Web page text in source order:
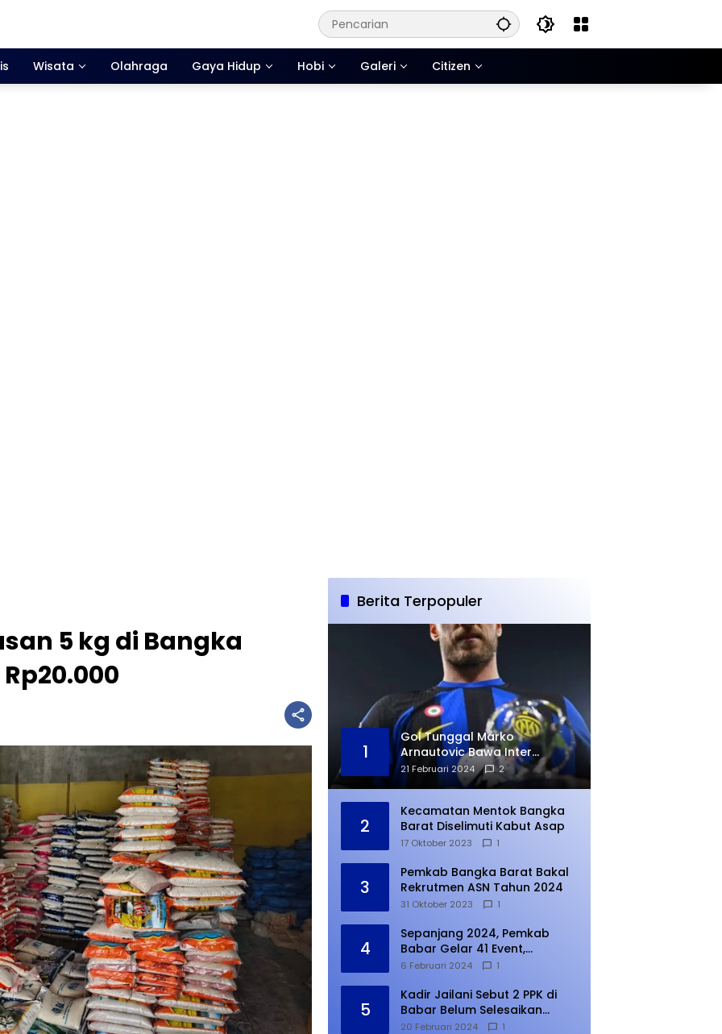
Wisata Olahraga Gaya Hidup Hobi Galeri Citizen
5 kg di Bangka
Berita Terpopuler
1
Gol Tunggal Marko
Arnautovic Bawa Inter
Ungguli Atletico Madrid
21 Februari 2024 2
2
Kecamatan Mentok Bangka
Barat Diselimuti Kabut Asap
17 Oktober 2023 1
3
Pemkab Bangka Barat Bakal
Rekrutmen ASN Tahun 2024
31 Oktober 2023 1
4
Sepanjang 2024, Pemkab
Babar Gelar 41 Event,
Meningkat dari Tahun Lalu
6 Februari 2024 1
5
Kadir Jailani Sebut 2 PPK di
Babar Belum Selesaikan
Rekapitulasi Penghitungan
20 Februari 2024 1